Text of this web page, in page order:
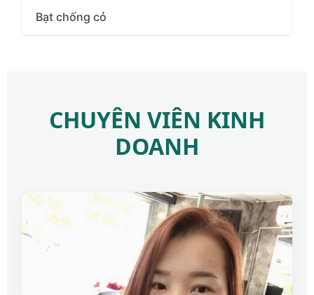
Bạt chống cỏ
CHUYÊN VIÊN KINH
DOANH